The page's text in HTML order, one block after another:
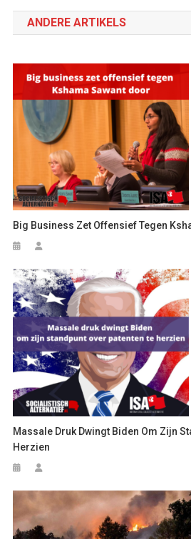
navigatie
ANDERE ARTIKELS
Big Business Zet Offensief Tegen
Massale Druk Dwingt Biden Om Zijn
Herzien